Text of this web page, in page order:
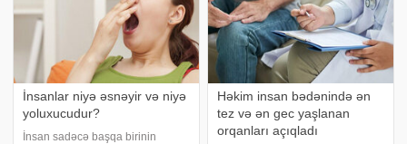
İnsanlar niyə əsnəyir və niyə
yoluxucudur?
İnsan sadəcə başqa birinin
Həkim insan bədənində ən
tez və ən gec yaşlanan
orqanları açıqladı